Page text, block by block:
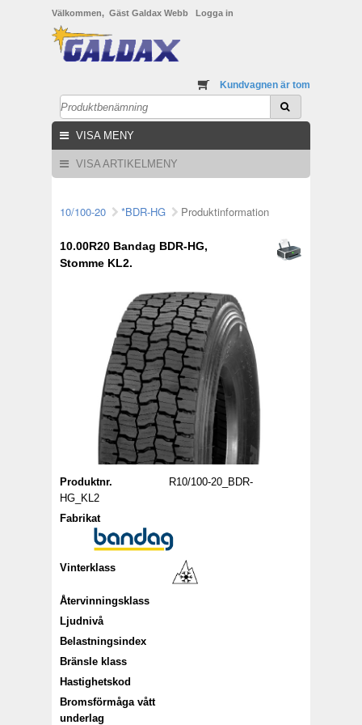
Välkommen, Gäst Galdax Webb Logga in
Kundvagnen är tom
VISA MENY
VISA ARTIKELMENY
10/100-20 *BDR-HG Produktinformation
10.00R20 Bandag BDR-HG,
Stomme KL2.
Produktnr.
R10/100-20_BDR-
HG_KL2
Fabrikat
Vinterklass
Återvinningsklass
Ljudnivå
Belastningsindex
Bränsle klass
Hastighetskod
Bromsförmåga vått
underlag